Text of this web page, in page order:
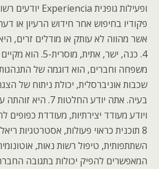
אשר מהווה לא עותק או מודלים זרים,
4. כנה, ישר, אתית,
שכבות אוניברסלית, יכולת ניתוח של
בעיה. אתה יודע
ויודע מעודד יצירתיות, מעודדת כפופים
השתתפותית, טיפול רשות נאות,